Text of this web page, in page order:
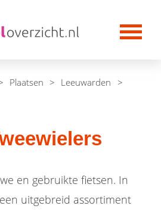
Plaatsen > Leeuwarden >
en gebruikte fietsen. In
uitgebreid assortiment